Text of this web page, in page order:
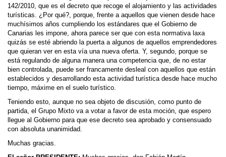
142/2010, que es el decreto que recoge el alojamiento y las actividades
turísticas. ¿Por qué?, porque, frente a aquellos que vienen desde hace
muchísimos años cumpliendo los estándares que el Gobierno de
Canarias les impone, ahora parece ser que con esta normativa laxa
quizás se esté abriendo la puerta a algunos de aquellos emprendedores
que quieran ver en esta vía una nueva oferta. Y, segundo, porque se
está regulando de alguna manera una competencia que, de no estar
bien controlada, puede ser francamente desleal con aquellos que están
establecidos y desarrollando esta actividad turística desde hace mucho
tiempo, máxime en el suelo turístico.
Teniendo esto, aunque no sea objeto de discusión, como punto de
partida, el Grupo Mixto va a votar a favor de esta moción, que espero
llegue al Gobierno para que ese decreto sea aprobado y consensuado
con absoluta unanimidad.
Muchas gracias.